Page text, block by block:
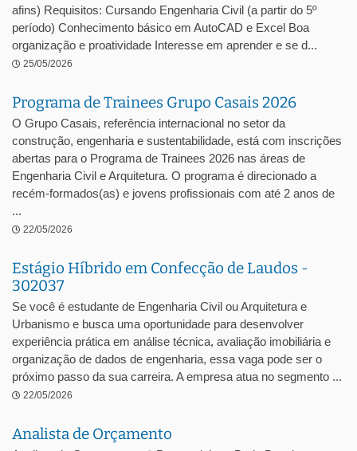
afins) Requisitos: Cursando Engenharia Civil (a partir do 5º
período) Conhecimento básico em AutoCAD e Excel Boa
organização e proatividade Interesse em aprender e se d...
25/05/2026
Programa de Trainees Grupo Casais 2026
O Grupo Casais, referência internacional no setor da
construção, engenharia e sustentabilidade, está com inscrições
abertas para o Programa de Trainees 2026 nas áreas de
Engenharia Civil e Arquitetura. O programa é direcionado a
recém-formados(as) e jovens profissionais com até 2 anos de
...
22/05/2026
Estágio Híbrido em Confecção de Laudos -
302037
Se você é estudante de Engenharia Civil ou Arquitetura e
Urbanismo e busca uma oportunidade para desenvolver
experiência prática em análise técnica, avaliação imobiliária e
organização de dados de engenharia, essa vaga pode ser o
próximo passo da sua carreira. A empresa atua no segmento ...
22/05/2026
Analista de Orçamento